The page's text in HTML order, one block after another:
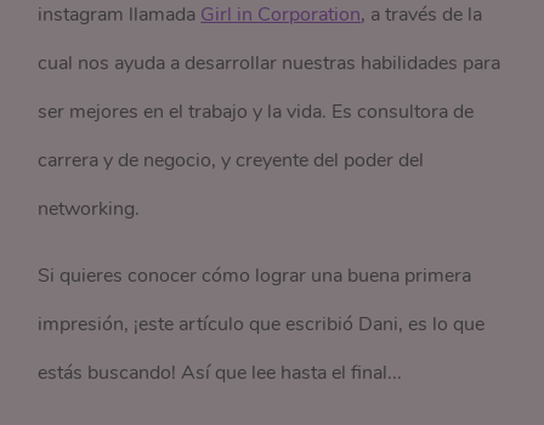
instagram llamada Girl in Corporation, a través de la
cual nos ayuda a desarrollar nuestras habilidades para
ser mejores en el trabajo y la vida. Es consultora de
carrera y de negocio, y creyente del poder del
networking.
Si quieres conocer cómo lograr una buena primera
impresión, ¡este artículo que escribió Dani, es lo que
estás buscando! Así que lee hasta el final...